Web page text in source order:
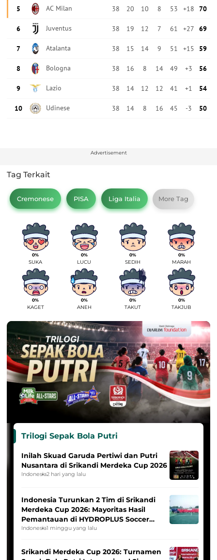
Advertisement
Tag Terkait
Cremonese PISA Liga Italia More Tag
0%
SUKA
0%
LUCU
0%
SEDIH
0%
MARAH
0%
KAGET
0%
ANEH
0%
TAKUT
0%
TAKJUB
Trilogi Sepak Bola Putri
Inilah Skuad Garuda Pertiwi dan Putri
Nusantara di Srikandi Merdeka Cup 2026
Indonesia2 hari yang lalu
Indonesia Turunkan 2 Tim di Srikandi
Merdeka Cup 2026: Mayoritas Hasil
Pemantauan di HYDROPLUS Soccer
League
Indonesia1 minggu yang lalu
Srikandi Merdeka Cup 2026: Turnamen